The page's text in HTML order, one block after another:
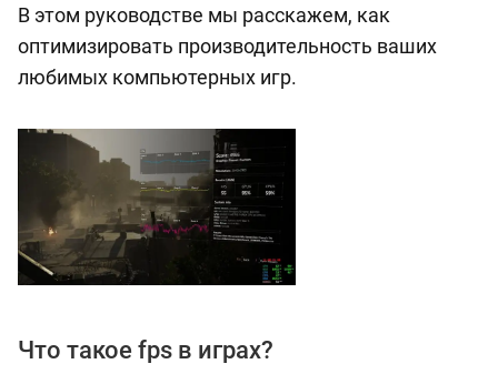
В этом руководстве мы расскажем, как
оптимизировать производительность ваших
любимых компьютерных игр.
Что такое fps в играх?